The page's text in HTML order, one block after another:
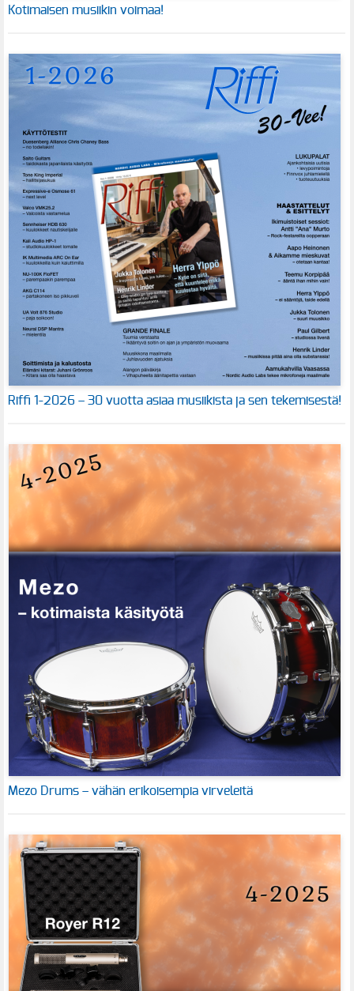
Kotimaisen musiikin voimaa!
Riffi 1-2026 – 30 vuotta asiaa musiikista ja sen tekemisestä!
Mezo Drums – vähän erikoisempia virveleitä